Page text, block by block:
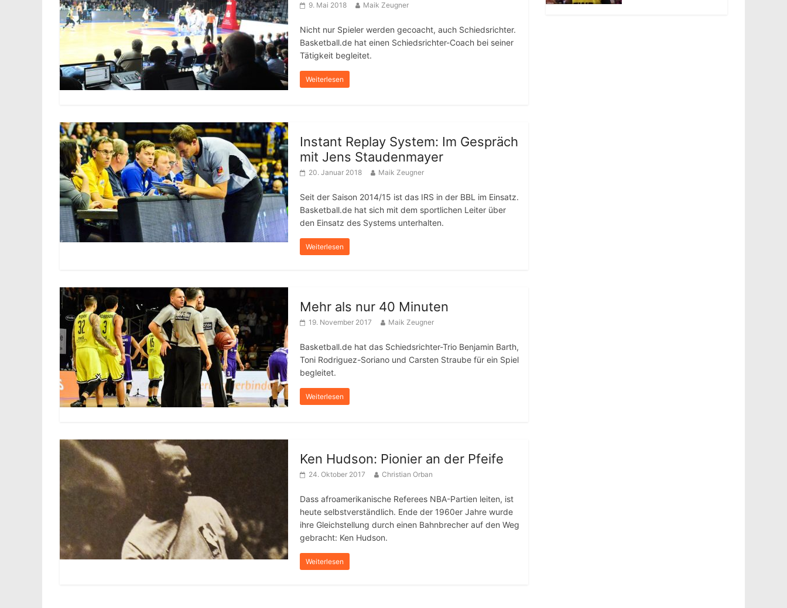
9. Mai 2018 Maik Zeugner
Nicht nur Spieler werden gecoacht, auch Schiedsrichter.
Basketball.de hat einen Schiedsrichter-Coach bei seiner
Tätigkeit begleitet.
Weiterlesen
Instant Replay System: Im Gespräch
mit Jens Staudenmayer
20. Januar 2018 Maik Zeugner
Seit der Saison 2014/15 ist das IRS in der BBL im Einsatz.
Basketball.de hat sich mit dem sportlichen Leiter über
den Einsatz des Systems unterhalten.
Weiterlesen
Mehr als nur 40 Minuten
19. November 2017 Maik Zeugner
Basketball.de hat das Schiedsrichter-Trio Benjamin Barth,
Toni Rodriguez-Soriano und Carsten Straube für ein Spiel
begleitet.
Weiterlesen
Ken Hudson: Pionier an der Pfeife
24. Oktober 2017 Christian Orban
Dass afroamerikanische Referees NBA-Partien leiten, ist
heute selbstverständlich. Ende der 1960er Jahre wurde
ihre Gleichstellung durch einen Bahnbrecher auf den Weg
gebracht: Ken Hudson.
Weiterlesen